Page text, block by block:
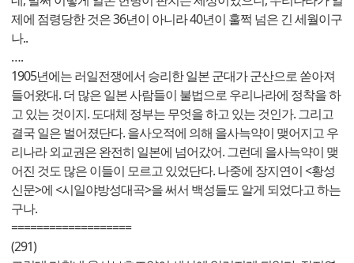
제에 점령당한 것은 36년이 아니라 40년이 훌쩍 넘은 긴 세월이구
나..
….
1905년에는 러일전쟁에서 승리한 일본 군대가 군산으로 쏟아져
들어왔대. 더 많은 일본 사람들이 불법으로 우리나라에 정착을 하
고 있는 것이지. 도대체 정부는 무엇을 하고 있는 것인가. 그리고
결국 일은 벌어졌단다. 을사오적에 의해 을사늑약이 맺어지고 우
리나라 외교권은 완전히 일본에 넘어갔어. 그런데 을사늑약이 맺
어진 것도 많은 이들이 모르고 있었단다. 나중에 장지연이 <황성
신문>에 <시일야방성대곡>을 써서 백성들도 알게 되었다고 하는
구나.
===================
(291)